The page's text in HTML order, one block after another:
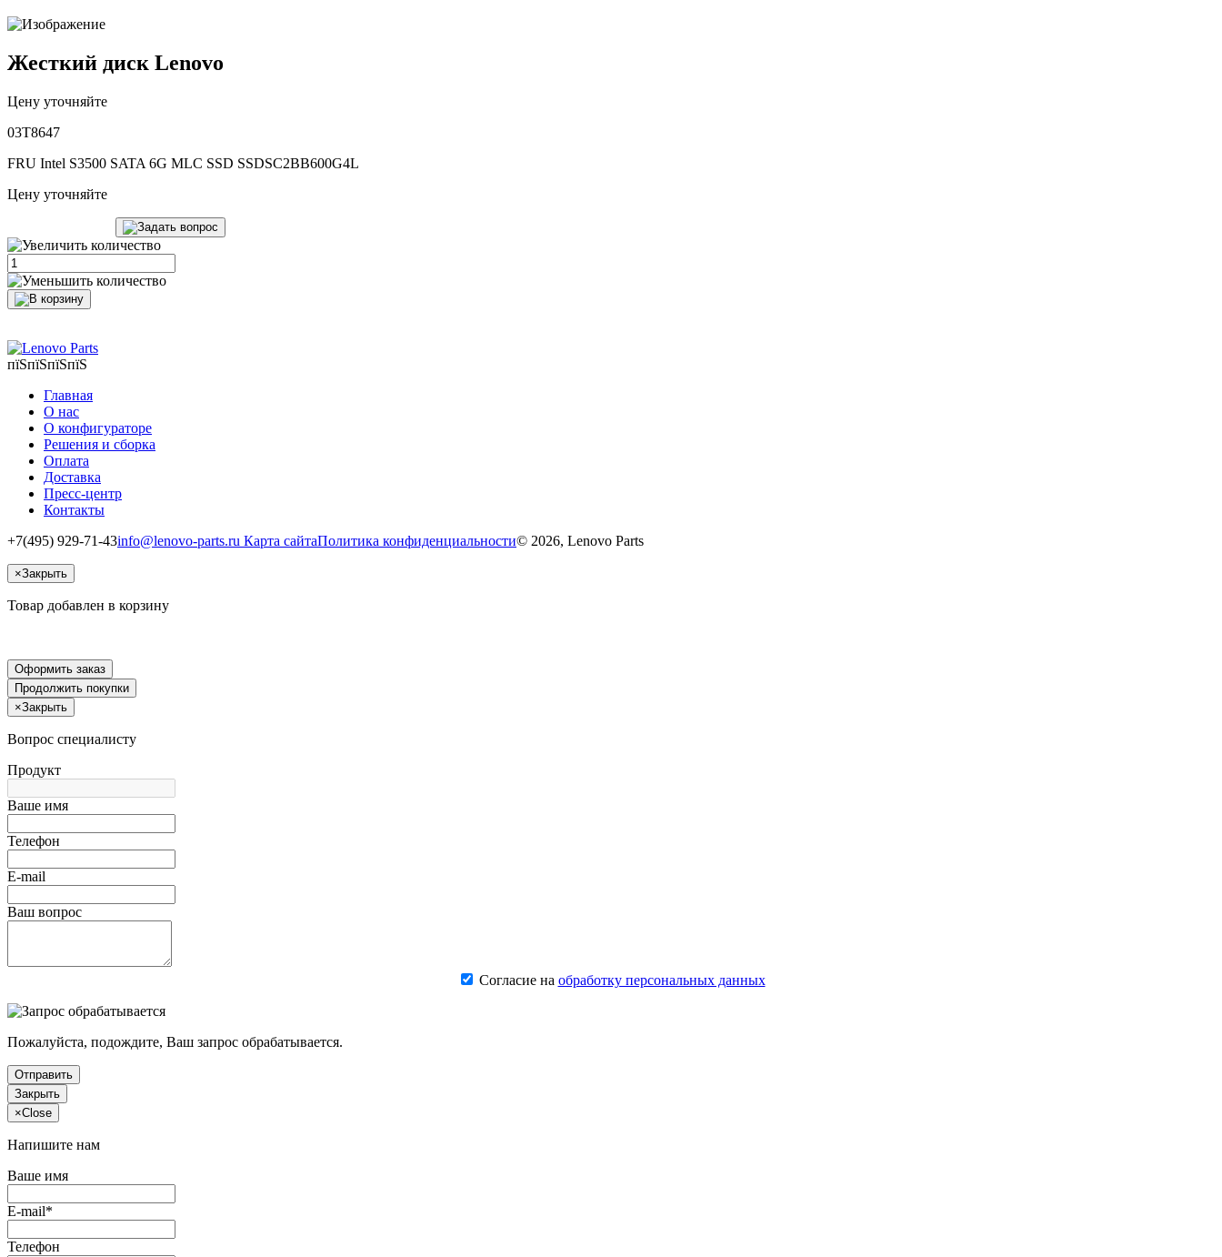
Жесткий диск Lenovo
Цену уточняйте
03T8647
FRU Intel S3500 SATA 6G MLC SSD SSDSC2BB600G4L
Цену уточняйте
пїЅпїЅпїЅпїЅ
Главная
О нас
О конфигураторе
Решения и сборка
Оплата
Доставка
Пресс-центр
Контакты
+7(495) 929-71-43info@lenovo-parts.ru Карта сайтаПолитика конфиденциальности© 2026, Lenovo Parts
×Закрыть
Товар добавлен в корзину
Оформить заказ
Продолжить покупки
×Закрыть
Вопрос специалисту
Продукт
Ваше имя
Телефон
E-mail
Ваш вопрос
Согласие на обработку персональных данных
Пожалуйста, подождите, Ваш запрос обрабатывается.
Отправить
Закрыть
×Close
Напишите нам
Ваше имя
E-mail*
Телефон